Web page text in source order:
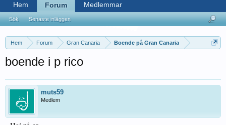
Hem Forum Gran Canaria Boende på Gran Canaria
boende i p rico
muts59
Medlem
Hem Forum
Sök Senaste inläggen
Medlemmar